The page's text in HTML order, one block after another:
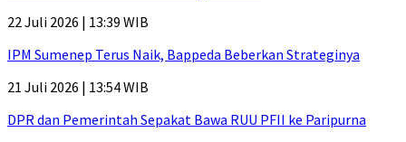
22 Juli 2026 | 13:39 WIB
IPM Sumenep Terus Naik, Bappeda Beberkan Strateginya
21 Juli 2026 | 13:54 WIB
DPR dan Pemerintah Sepakat Bawa RUU PFII ke Paripurna